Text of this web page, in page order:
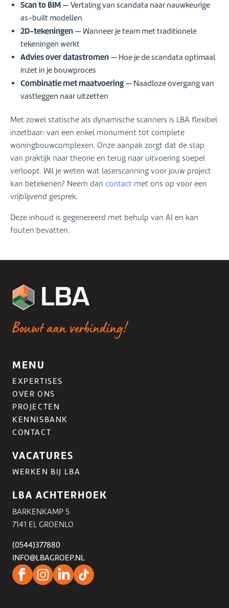
Scan to BIM — Vertaling van scandata naar nauwkeurige
as-built modellen
2D-tekeningen — Wanneer je team met traditionele
tekeningen werkt
Advies over datastromen — Hoe je de scandata optimaal
inzet in je bouwproces
Combinatie met maatvoering— Naadloze overgang van
vastleggen naar uitzetten
Met zowel statische als dynamische scanners is LBA flexibel
inzetbaar: van een enkel monument tot complete
woningbouwcomplexen. Onze aanpak zorgt dat de stap
van praktijk naar theorie en terug naar uitvoering soepel
verloopt. Wil je weten wat laserscanning voor jouw project
kan betekenen? Neem dan contact met ons op voor een
vrijblijvend gesprek.
Deze inhoud is gegenereerd met behulp van AI en kan
fouten bevatten.
Bouwt aan verbinding!
MENU
EXPERTISES
OVER ONS
PROJECTEN
KENNISBANK
CONTACT
VACATURES
WERKEN BIJ LBA
LBA ACHTERHOEK
BARKENKAMP 5
7141 EL GROENLO
(0544)377880
INFO@LBAGROEP.NL